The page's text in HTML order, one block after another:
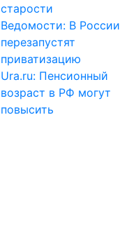
старости
Ведомости: В России
перезапустят
приватизацию
Ura.ru: Пенсионный
возраст в РФ могут
повысить